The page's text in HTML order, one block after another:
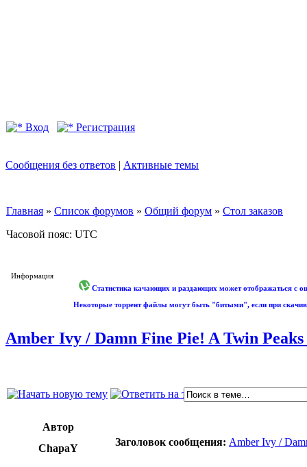
Вход Регистрация
Сообщения без ответов | Активные темы
Главная » Список форумов » Общий форум » Стол заказов
Часовой пояс: UTC
Информация
Статистика качающих и раздающих может отображаться с
Некоторые торрент файлы могут быть "битыми", если при
Amber Ivy / Damn Fine Pie! A Twin
Автор
ChapaY
Заголовок сообщения: Amber Ivy /